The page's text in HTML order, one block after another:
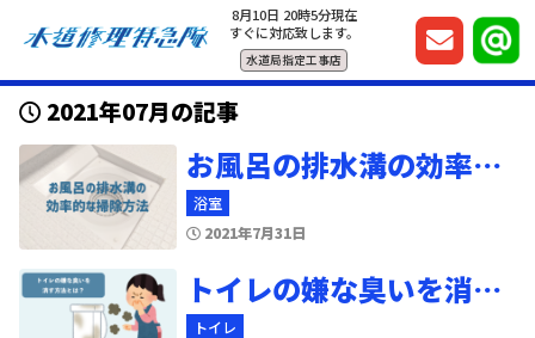
8月10日 20時5分現在
すぐに対応致します。
水道局指定工事店
2021年07月の記事
お風呂の排水溝の効率的な掃除方法とは？つまったときの対処法も教えます
浴室
2021年7月31日
トイレの嫌な臭いを消し去りたい！効果的な便器の臭い消しとは？
トイレ